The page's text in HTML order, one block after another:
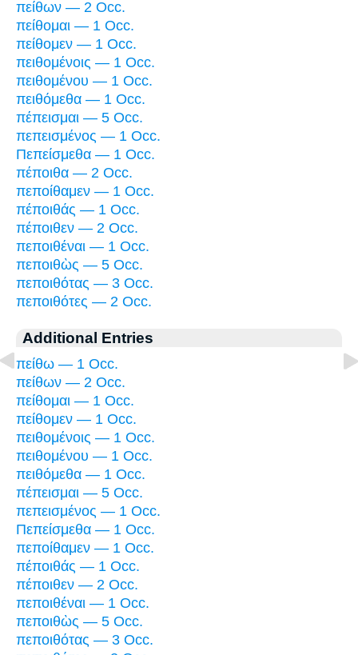
πείθων — 2 Occ.
πείθομαι — 1 Occ.
πείθομεν — 1 Occ.
πειθομένοις — 1 Occ.
πειθομένου — 1 Occ.
πειθόμεθα — 1 Occ.
πέπεισμαι — 5 Occ.
πεπεισμένος — 1 Occ.
Πεπείσμεθα — 1 Occ.
πέποιθα — 2 Occ.
πεποίθαμεν — 1 Occ.
πέποιθάς — 1 Occ.
πέποιθεν — 2 Occ.
πεποιθέναι — 1 Occ.
πεποιθὼς — 5 Occ.
πεποιθότας — 3 Occ.
πεποιθότες — 2 Occ.
Additional Entries
πείθω — 1 Occ.
πείθων — 2 Occ.
πείθομαι — 1 Occ.
πείθομεν — 1 Occ.
πειθομένοις — 1 Occ.
πειθομένου — 1 Occ.
πειθόμεθα — 1 Occ.
πέπεισμαι — 5 Occ.
πεπεισμένος — 1 Occ.
Πεπείσμεθα — 1 Occ.
πεποίθαμεν — 1 Occ.
πέποιθάς — 1 Occ.
πέποιθεν — 2 Occ.
πεποιθέναι — 1 Occ.
πεποιθὼς — 5 Occ.
πεποιθότας — 3 Occ.